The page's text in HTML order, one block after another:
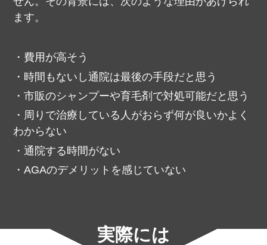
ます。
費用が高そう
時間もないし通院は最後の手段だと思う
市販のシャンプーや育毛剤で対処可能だと思う
周りで治療している人がおらず何が良いかよく
わからない
通院する時間がない
AGAのデメリットを感じていない
実際には